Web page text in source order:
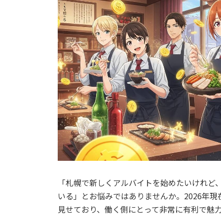
「札幌で新しくアルバイトを始めたいけれ
いる」とお悩みではありませんか。2026年
見せており、働く側にとって非常に有利で魅